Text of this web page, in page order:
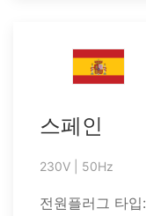
스페인
230V | 50Hz
전원플러그 타입: